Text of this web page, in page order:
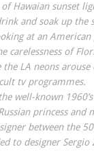
of Hawaian sunset
and soak up the
at an
carelessness of
LA neons
tv programmes.
well-known
princess and
between the
to designer Sergio